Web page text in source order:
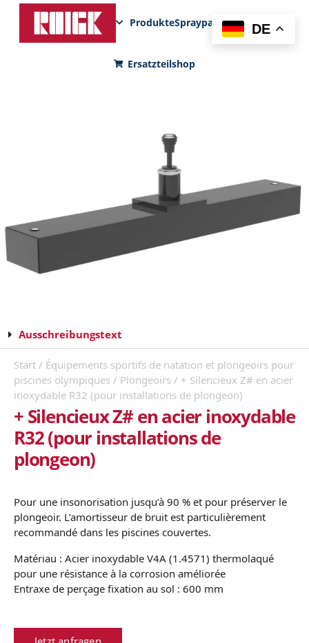
ProdukteSprayparksFunPadNews
Ersatzteilshop
Ausschreibungstext
Start / Équipements sportifs de natation et plongeoirs pour
piscines olympiques / Plongeoirs / + Silencieux Z# en acier
inoxydable R32 (pour installations de plongeon)
+ Silencieux Z# en acier inoxydable
R32 (pour installations de
plongeon)
Pour une insonorisation jusqu’à 90 % et pour préserver le
plongeoir. L’amortisseur de bruit est particulièrement
recommandé dans les piscines couvertes.
Matériau : Acier inoxydable V4A (1.4571) thermolaqué
pour une résistance à la corrosion améliorée
Entraxe de perçage fixation au sol : 600 mm
DE